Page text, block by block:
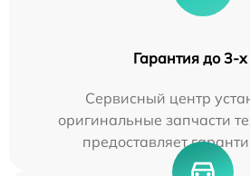
Гарантия до 3-х
Сервисный центр
оригинальные запчасти
предоставляет